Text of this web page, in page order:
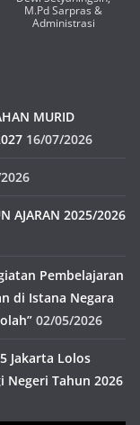
M.Pd Sarpras &
Administrasi
MURID
16/07/2026
AJARAN 2025/2026
Pembelajaran
di Istana Negara
02/05/2026
Jakarta Lolos
Negeri Tahun 2026